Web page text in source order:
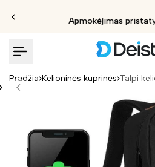
Apmokėjimas
Pradžia Kelioninės kuprinės